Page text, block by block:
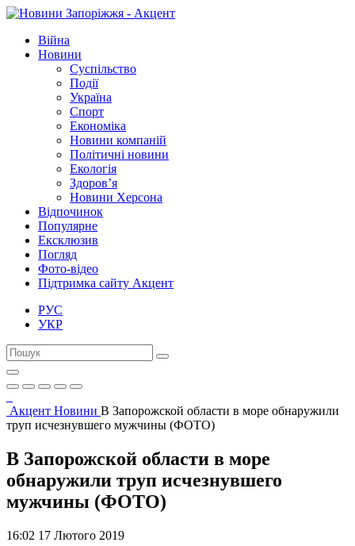
Війна
Новини
Суспільство
Події
Україна
Спорт
Економіка
Новини компаній
Політичні новини
Екологія
Здоров’я
Новини Херсона
Відпочинок
Популярне
Ексклюзив
Погляд
Фото-відео
Підтримка сайту Акцент
РУС
УКР
Акцент Новини В Запорожской области в море обнаружили
труп исчезнувшего мужчины (ФОТО)
В Запорожской области в море
обнаружили труп исчезнувшего
мужчины (ФОТО)
16:02 17 Лютого 2019